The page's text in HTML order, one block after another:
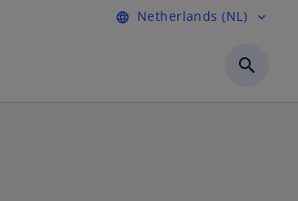
language Netherlands (NL) expand_more
search